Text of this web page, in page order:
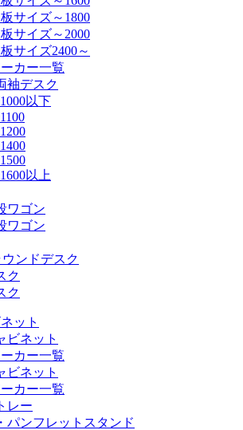
サイズ～1800
サイズ～2000
サイズ2400～
ーカー一覧
袖デスク
以下
以上
ワゴン
ワゴン
ンドデスク
ク
ク
ット
ビネット
ーカー一覧
ビネット
ーカー一覧
レー
パンフレットスタンド